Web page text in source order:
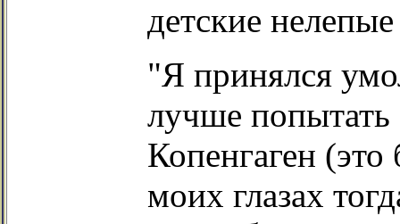
детские
"Я принялся
лучше попытать
Копенгаген
моих глазах